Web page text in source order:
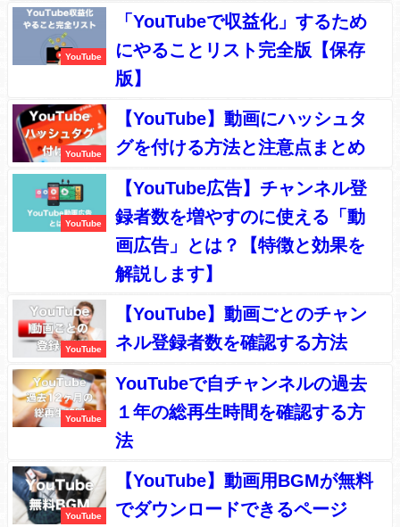
YouTube
「YouTubeで収益化」するため
にやることリスト完全版【保存
版】
YouTube
【YouTube】動画にハッシュタ
グを付ける方法と注意点まとめ
YouTube
【YouTube広告】チャンネル登
録者数を増やすのに使える「動
画広告」とは？【特徴と効果を
解説します】
YouTube
【YouTube】動画ごとのチャン
ネル登録者数を確認する方法
YouTube
YouTubeで自チャンネルの過去
１年の総再生時間を確認する方
法
YouTube
【YouTube】動画用BGMが無料
でダウンロードできるページ